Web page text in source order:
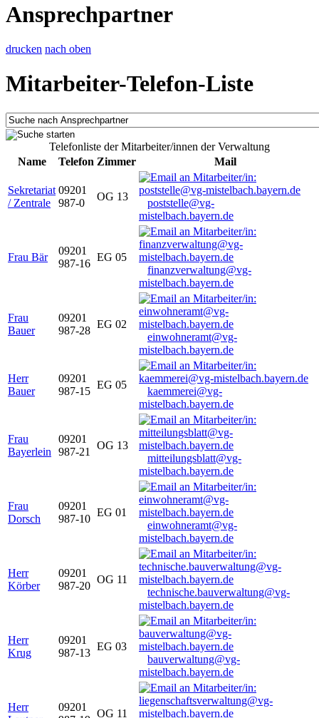
Ansprechpartner
drucken nach oben
Mitarbeiter-Telefon-Liste
Telefonliste der Mitarbeiter/innen der Verwaltung
Name
Telefon Zimmer Mail
Sekretariat
/ Zentrale
09201
987-0
OG 13
poststelle@vg-
mistelbach.bayern.de
Frau Bär
09201
987-16
EG 05
finanzverwaltung@vg-
mistelbach.bayern.de
Frau
Bauer
09201
987-28
EG 02
einwohneramt@vg-
mistelbach.bayern.de
Herr
Bauer
09201
987-15
EG 05
kaemmerei@vg-
mistelbach.bayern.de
Frau
Bayerlein
09201
987-21
OG 13
mitteilungsblatt@vg-
mistelbach.bayern.de
Frau
Dorsch
09201
987-10
EG 01
einwohneramt@vg-
mistelbach.bayern.de
Herr
Körber
09201
987-20
OG 11
technische.bauverwaltung@vg-
mistelbach.bayern.de
Herr
Krug
09201
987-13
EG 03
bauverwaltung@vg-
mistelbach.bayern.de
Herr
09201
OG 11